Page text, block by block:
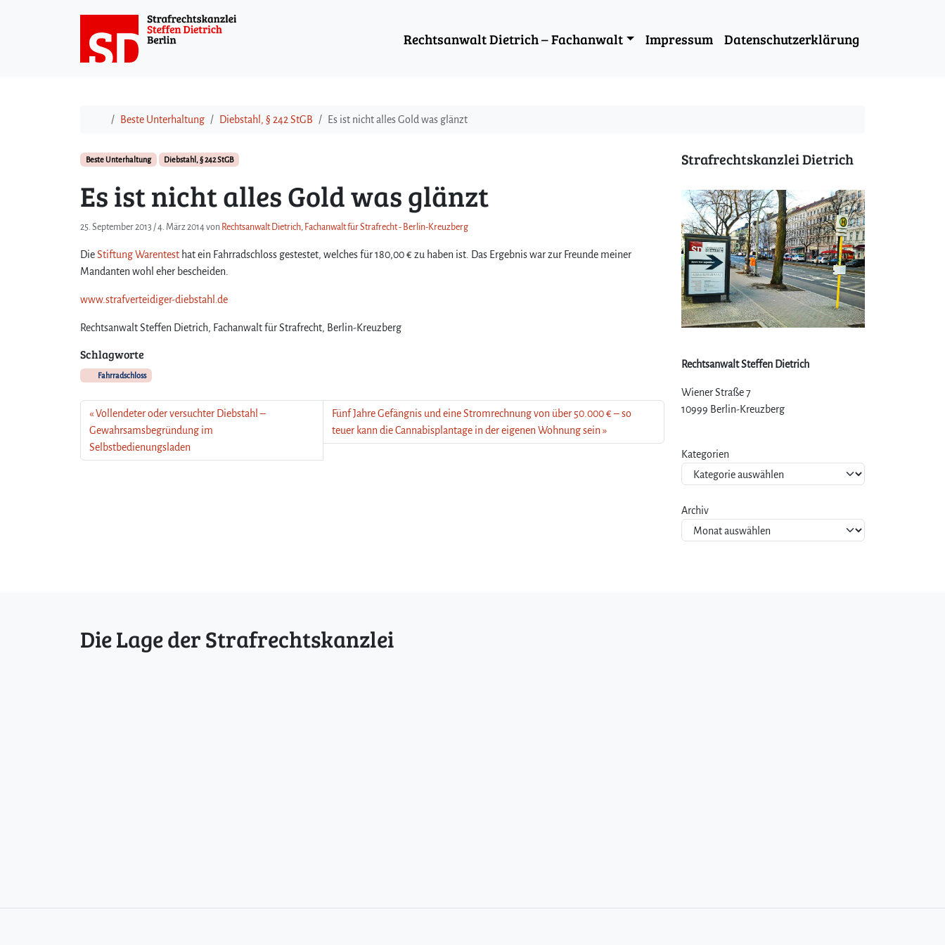
Rechtsanwalt Dietrich – Fachanwalt Impressum Datenschutzerklärung
StartBeste Unterhaltung Diebstahl, § 242 StGB Es ist nicht alles Gold was glänzt
Beste Unterhaltung Diebstahl, § 242 StGB
Es ist nicht alles Gold was glänzt
25. September 2013 /4. März 2014von Rechtsanwalt Dietrich, Fachanwalt für Strafrecht - Berlin-Kreuzberg
DieStiftung Warentest hat ein Fahrradschloss gestestet, welches für 180,00 € zu haben ist. Das Ergebnis war zur Freunde meiner
Mandanten wohl eher bescheiden.
www.strafverteidiger-diebstahl.de
Rechtsanwalt Steffen Dietrich, Fachanwalt für Strafrecht, Berlin-Kreuzberg
Schlagworte
Fahrradschloss
Vollendeter oder versuchter Diebstahl –
Gewahrsamsbegründung im
Selbstbedienungsladen
Fünf Jahre Gefängnis und eine Stromrechnung von über 50.000 € – so
teuer kann die Cannabisplantage in der eigenen Wohnung sein
Strafrechtskanzlei Dietrich
Rechtsanwalt Steffen Dietrich
Wiener Straße 7
10999 Berlin-Kreuzberg
Kategorien
Archiv
Die Lage der Strafrechtskanzlei